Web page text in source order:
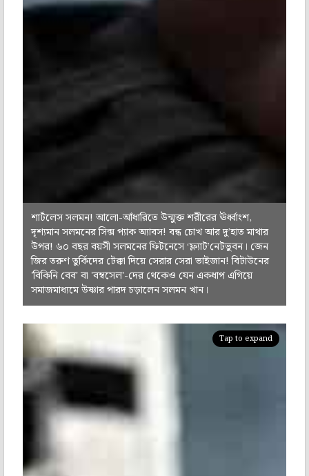
শার্টলেস সলমন! আলো-আঁধারিতে উন্মুক্ত শরীরের ঊর্ধ্বাংশ,
দৃশ্যমান সলমনের সিক্স প্যাক অ্যাবস! বন্ধ চোখ আর দু’হাত মাথার
উপর! ৬০ বছর বয়সী সলমনের ফিটনেসে ‘ফ্ল্যাট’নেটভুবন। জেন
জির তরুণ তুর্কিদের টেক্কা দিয়ে সেরার সেরা ভাইজান! বিটাউনের
'বিকিনি বেব' বা 'বম্বসেল'-দের থেকেও যেন একধাপ এগিয়ে
সমাজমাধ্যমে উষ্ণার পারদ চড়ালেন সলমন খান।
Tap to expand